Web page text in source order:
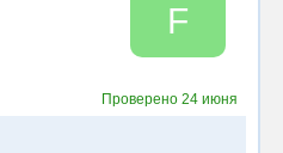
F
Проверено 24 июня